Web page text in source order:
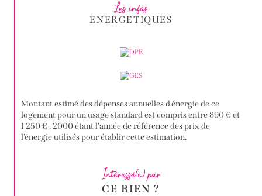
Les infos
ENERGETIQUES
Montant estimé des dépenses annuelles d'énergie de ce
logement pour un usage standard est compris entre 890 € et
1 250 € . 2000 étant l'année de référence des prix de
l'énergie utilisés pour établir cette estimation.
Intéressé(e) par
CE BIEN ?